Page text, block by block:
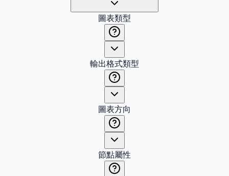
圖表類型
輸出格式類型
圖表方向
節點屬性